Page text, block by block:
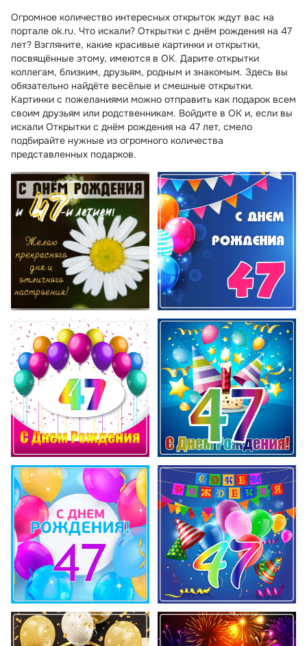
Огромное количество интересных открыток ждут вас на
портале ok.ru. Что искали? Открытки с днём рождения на 47
лет? Взгляните, какие красивые картинки и открытки,
посвящённые этому, имеются в ОК. Дарите открытки
коллегам, близким, друзьям, родным и знакомым. Здесь вы
обязательно найдёте весёлые и смешные открытки.
Картинки с пожеланиями можно отправить как подарок всем
своим друзьям или родственникам. Войдите в ОК и, если вы
искали Открытки с днём рождения на 47 лет, смело
подбирайте нужные из огромного количества
представленных подарков.